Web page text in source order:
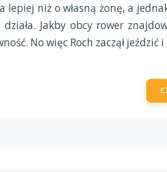
lepiej niż o własną żonę, a
Jakby obcy rower
No więc Roch zaczął jeździć